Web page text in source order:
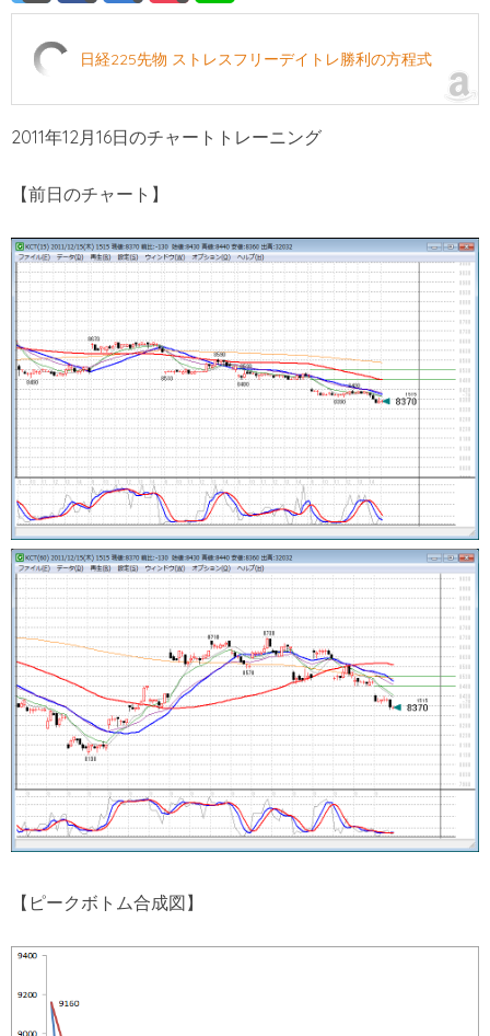
日経225先物 ストレスフリーデイトレ勝利の方程式
2011年12月16日のチャートトレーニング
【前日のチャート】
【ピークボトム合成図】